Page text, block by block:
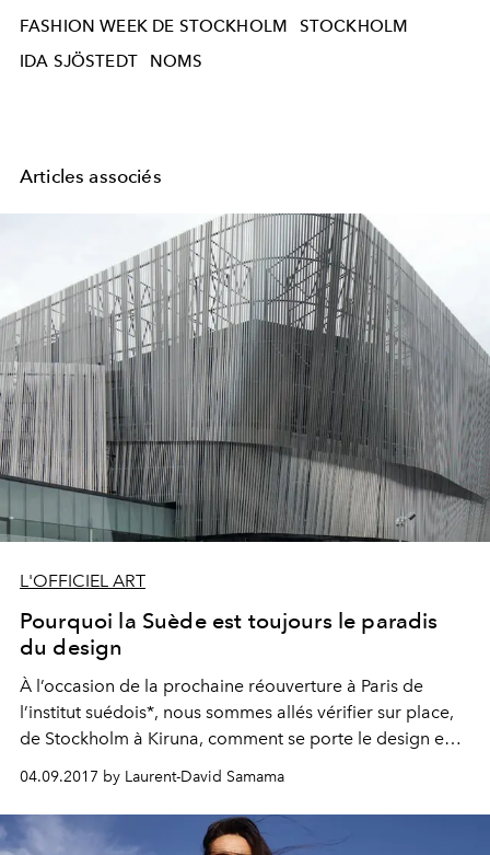
FASHION WEEK DE STOCKHOLM
STOCKHOLM
IDA SJÖSTEDT
NOMS
Articles associés
L'OFFICIEL ART
Pourquoi la Suède est toujours le paradis
du design
À l’occasion de la prochaine réouverture à Paris de
l’institut suédois*, nous sommes allés vérifier sur place,
de Stockholm à Kiruna, comment se porte le design en
04.09.2017 by Laurent-David Samama